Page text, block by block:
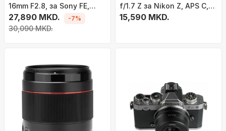
16mm F2.8, за Sony FE,
широк агол
27,890 MKD.
30,090 MKD.
-7%
f/1.7 Z за Nikon Z, APS C,
црн
15,590 MKD.